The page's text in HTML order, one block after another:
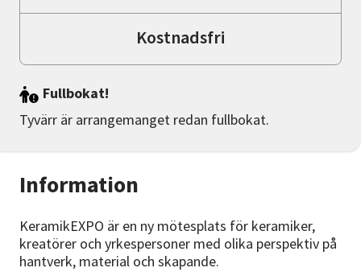
Information
KeramikEXPO är en ny mötesplats för keramiker,
kreatörer och yrkespersoner med olika perspektiv på
hantverk, material och skapande.
Kostnadsfri
Fullbokat!
Tyvärr är arrangemanget redan fullbokat.